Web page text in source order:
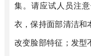
集。请应试 人员注
衣，保持面部清洁和
改变脸部特征；发型